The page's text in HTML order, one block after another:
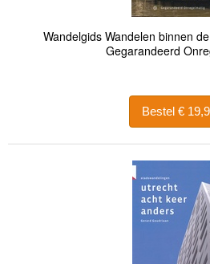
Wandelgids Wandelen binnen
Gegarandeerd
Bestel €